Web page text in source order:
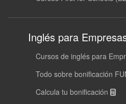
Inglés para
Cursos de inglés para
Todo sobre bonificación
Calcula tu bonificación